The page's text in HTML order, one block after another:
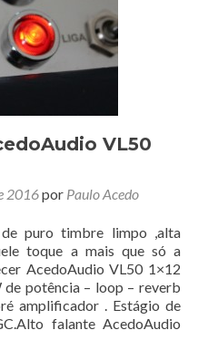
VL50
2016por Paulo Acedo
puro timbre limpo ,alta
toque a mais que só a
AcedoAudio VL50 1×12
de potência – loop – reverb
amplificador . Estágio de
falante AcedoAudio